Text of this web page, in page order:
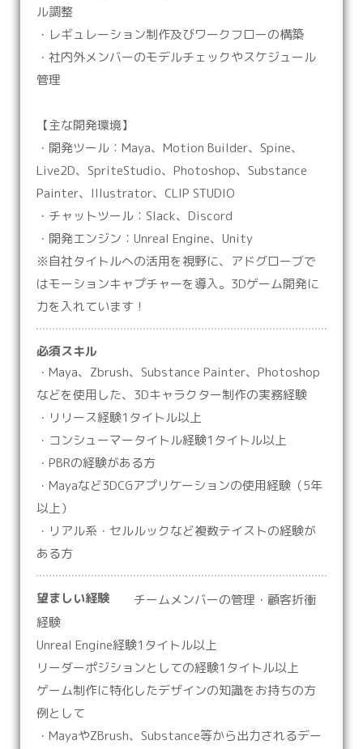
ル調整
・レギュレーション制作及びワークフローの構築
・社内外メンバーのモデルチェックやスケジュール
管理
【主な開発環境】
・開発ツール：Maya、Motion Builder、Spine、
Live2D、SpriteStudio、Photoshop、Substance
Painter、Illustrator、CLIP STUDIO
・チャットツール：Slack、Discord
・開発エンジン：Unreal Engine、Unity
※自社タイトルへの活用を視野に、アドグローブで
はモーションキャプチャーを導入。3Dゲーム開発に
力を入れています！
必須スキル
・Maya、Zbrush、Substance Painter、Photoshop
などを使用した、3Dキャラクター制作の実務経験
・リリース経験1タイトル以上
・コンシューマータイトル経験1タイトル以上
・PBRの経験がある方
・Mayaなど3DCGアプリケーションの使用経験（5年
以上）
・リアル系・セルルックなど複数テイストの経験が
ある方
望ましい経験
チームメンバーの管理・顧客折衝
経験
Unreal Engine経験1タイトル以上
リーダーポジションとしての経験1タイトル以上
ゲーム制作に特化したデザインの知識をお持ちの方
例として
・MayaやZBrush、Substance等から出力されるデー